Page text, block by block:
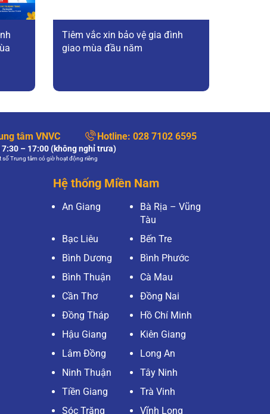
Tiêm vắc xin bảo vệ gia đình
giao mùa đầu năm
tâm VNVC Hotline: 028 7102 6595
7:30 – 17:00 (không nghỉ trưa)
số Trung tâm có giờ hoạt động riêng
Hệ thống Miền Nam
An Giang
Bà Rịa – Vũng
Tàu
Bạc Liêu
Bến Tre
Bình Dương
Bình Phước
Bình Thuận
Cà Mau
Cần Thơ
Đồng Nai
Đồng Tháp
Hồ Chí Minh
Hậu Giang
Kiên Giang
Lâm Đồng
Long An
Ninh Thuận
Tây Ninh
Tiền Giang
Trà Vinh
Sóc Trăng
Vĩnh Long